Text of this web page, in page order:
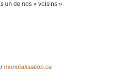
un de nos « voisins ».
mondialisation.ca